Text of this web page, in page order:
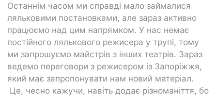
Останнім часом ми справді мало займалися
ляльковими постановками, але зараз активно
працюємо над цим напрямком. У нас немає
постійного лялькового режисера у трупі, тому
ми запрошуємо майстрів з інших театрів. Зараз
ведемо переговори з режисером із Запоріжжя,
який має запропонувати нам новий матеріал.
Це, чесно кажучи, навіть додає різноманіття, бо